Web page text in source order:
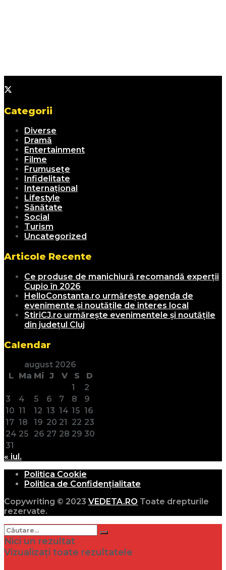
Categorii
Diverse
Dramă
Entertainment
Filme
Frumusețe
Infidelitate
Internațional
Lifestyle
Sănătate
Social
Turism
Uncategorized
Articole Recente
Ce produse de manichiură recomandă experții
Cupio în 2026
HelloConstanta.ro urmărește agenda de
evenimente și noutățile de interes local
StiriCJ.ro urmărește evenimentele și noutățile
din județul Cluj
Calendar
august 2026
L Ma Mi J V S
D
1
2
3
4 5 6 7 8
9
10 11 12 13 14 15 16
17 18 19 20 21 22 23
24 25 26 27 28 29 30
31
« iul.
Politica Cookie
Politica de Confidențialitate
Copywriting © 2023 VEDETA.RO Toate drepturile
rezervate.
Nici un rezultat
Vizualizați toate rezultatele